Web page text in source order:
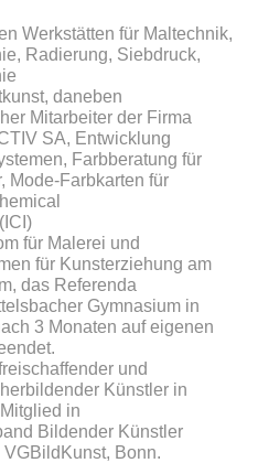
Werkstätten für Maltechnik,
Radierung, Siebdruck,
daneben
Mitarbeiter der Firma
SA, Entwicklung
Farbberatung für
Mode-Farbkarten für
für Malerei und
für Kunsterziehung am
das Referenda
Gymnasium in
3 Monaten auf eigenen
und
Künstler in
in
Bildender Künstler
VGBildKunst, Bonn.